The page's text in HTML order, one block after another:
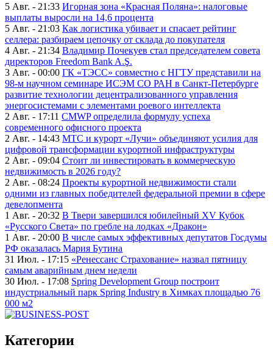
5 Авг. - 21:33 Игорная зона «Красная Поляна»: налоговые
выплаты выросли на 14,6 процента
5 Авг. - 21:03 Как логистика убивает и спасает рейтинг
селлера: разбираем цепочку от склада до покупателя
4 Авг. - 21:34 Владимир Почекуев стал председателем совета
директоров Freedom Bank A.Ş.
3 Авг. - 00:00 ГК «ТЭСС» совместно с НГТУ представили на
98-м научном семинаре ИСЭМ СО РАН в Санкт-Петербурге
развитие технологии децентрализованного управления
энергосистемами с элементами роевого интеллекта
2 Авг. - 17:11 CMWP определила формулу успеха
современного офисного проекта
2 Авг. - 14:43 МТС и курорт «Лучи» объединяют усилия для
цифровой трансформации курортной инфраструктуры
2 Авг. - 09:04 Стоит ли инвестировать в коммерческую
недвижимость в 2026 году?
2 Авг. - 08:24 Проекты курортной недвижимости стали
одними из главных победителей федеральной премии в сфере
девелопмента
1 Авг. - 20:32 В Твери завершился юбилейный XV Кубок
«Русского Света» по гребле на лодках «Дракон»
1 Авг. - 20:00 В числе самых эффективных депутатов Госдумы
РФ оказалась Мария Бутина
31 Июл. - 17:15 «Ренессанс Страхование» назвал пятницу
самым аварийным днем недели
30 Июл. - 17:08 Spring Development Group построит
индустриальный парк Spring Industry в Химках площадью 76
000 м2
Категории